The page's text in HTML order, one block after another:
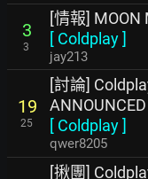
3
3
[情報] MOON
[ Coldplay]
jay213
19
25
[討論]
ANNOUNCED
[ Coldplay]
qwer8205
[揪團]